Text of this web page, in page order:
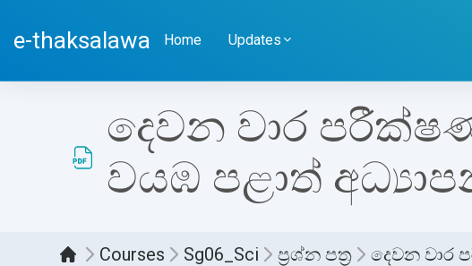
e-thaksalawa Home Updates
දෙවන වාර
වයඹ පළාත්
Courses Sg06_Sci ප්‍රශ්න පත්‍ර දෙවන වාර